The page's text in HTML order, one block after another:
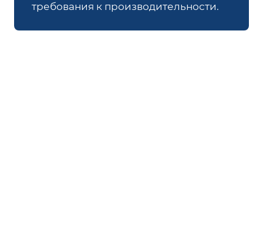
требования к производительности.